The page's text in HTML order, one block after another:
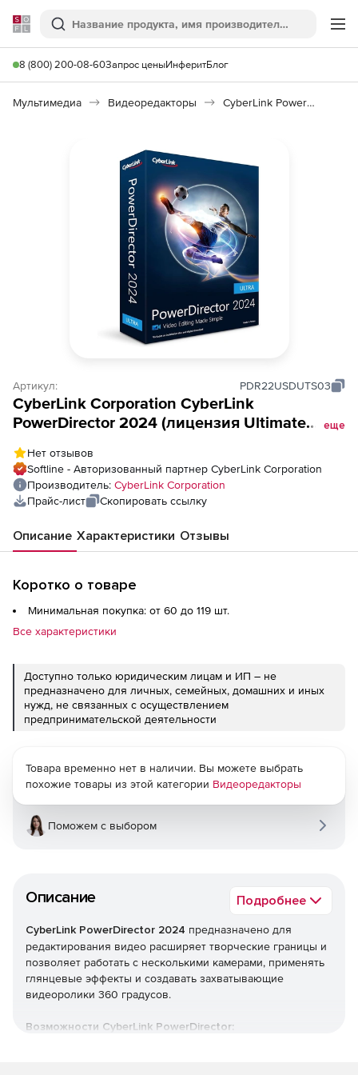
Softline
Поиск
8 (800) 200-08-60Запрос ценыИнферитБлог
Мультимедиа Видеоредакторы CyberLink PowerDirector 2024
Артикул: PDR22USDUTS03
CyberLink Corporation CyberLink
PowerDirector 2024 (лицензия Ultimate
еще
Нет отзывов
Softline - Авторизованный партнер CyberLink Corporation
Производитель: CyberLink Corporation
Прайс-лист
Скопировать ссылку
Описание Характеристики Отзывы
Коротко о товаре
Минимальная покупка: от 60 до 119 шт.
Все характеристики
Доступно только юридическим лицам и ИП – не
предназначено для личных, семейных, домашних и иных
нужд, не связанных с осуществлением
предпринимательской деятельности
Описание Подробнее
CyberLink PowerDirector 2024 предназначено для
редактирования видео расширяет творческие границы и
позволяет работать с несколькими камерами, применять
глянцевые эффекты и создавать захватывающие
видеоролики 360 градусов.
Возможности CyberLink PowerDirector:
Товара временно нет в наличии. Вы можете выбрать
похожие товары из этой категории Видеоредакторы
Поможем с выбором